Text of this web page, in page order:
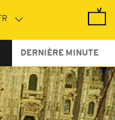
DERNIÈRE MINUTE